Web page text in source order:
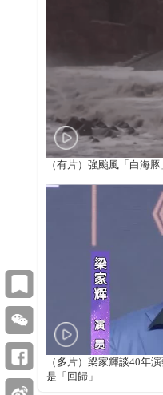
（有片）強颱風「白海
（多片）梁家輝談40年
是「回歸」